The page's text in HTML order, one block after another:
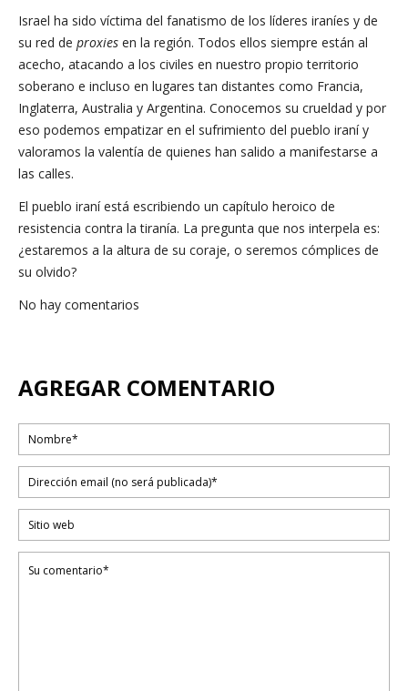
Israel ha sido víctima del fanatismo de los líderes iraníes y de
su red de proxies en la región. Todos ellos siempre están al
acecho, atacando a los civiles en nuestro propio territorio
soberano e incluso en lugares tan distantes como Francia,
Inglaterra, Australia y Argentina. Conocemos su crueldad y por
eso podemos empatizar en el sufrimiento del pueblo iraní y
valoramos la valentía de quienes han salido a manifestarse a
las calles.
El pueblo iraní está escribiendo un capítulo heroico de
resistencia contra la tiranía. La pregunta que nos interpela es:
¿estaremos a la altura de su coraje, o seremos cómplices de
su olvido?
No hay comentarios
AGREGAR COMENTARIO